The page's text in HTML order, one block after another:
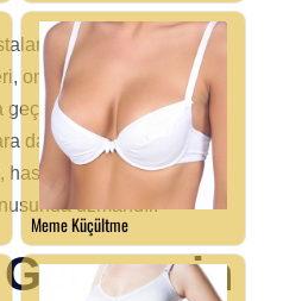
için Dr. Dağdelen’in
onları yabancılık
geçirmelerini
dayanan tecrübesi
beklentilerini
uzmandır.